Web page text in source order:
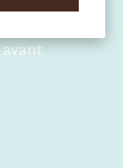
avant